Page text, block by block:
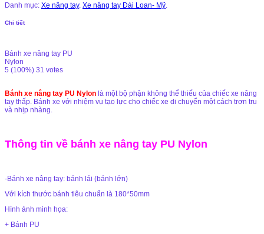
Danh mục: Xe nâng tay, Xe nâng tay Đài Loan- Mỹ.
Chi tiết
Bánh xe nâng tay PU
Nylon
5 (100%) 31 votes
Bánh xe nâng tay PU Nylon là một bộ phận không thể thiếu của chiếc xe nâng
tay thấp. Bánh xe với nhiệm vụ tạo lực cho chiếc xe di chuyển một cách trơn tru
và nhịp nhàng.
Thông tin về bánh xe nâng tay PU Nylon
-Bánh xe nâng tay: bánh lái (bánh lớn)
Với kích thước bánh tiêu chuẩn là 180*50mm
Hình ảnh minh họa:
+ Bánh PU